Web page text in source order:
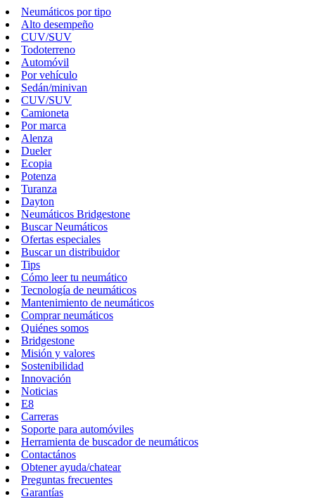
Neumáticos por tipo
Alto desempeño
CUV/SUV
Todoterreno
Automóvil
Por vehículo
Sedán/minivan
CUV/SUV
Camioneta
Por marca
Alenza
Dueler
Ecopia
Potenza
Turanza
Dayton
Neumáticos Bridgestone
Buscar Neumáticos
Ofertas especiales
Buscar un distribuidor
Tips
Cómo leer tu neumático
Tecnología de neumáticos
Mantenimiento de neumáticos
Comprar neumáticos
Quiénes somos
Bridgestone
Misión y valores
Sostenibilidad
Innovación
Noticias
E8
Carreras
Soporte para automóviles
Herramienta de buscador de neumáticos
Contactános
Obtener ayuda/chatear
Preguntas frecuentes
Garantías